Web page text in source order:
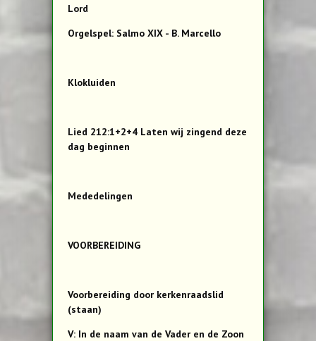
Lord
Orgelspel: Salmo XIX - B. Marcello
Klokluiden
Lied 212:1+2+4 Laten wij zingend deze
dag beginnen
Mededelingen
VOORBEREIDING
Voorbereiding door kerkenraadslid
(staan)
V: In de naam van de Vader en de Zoon